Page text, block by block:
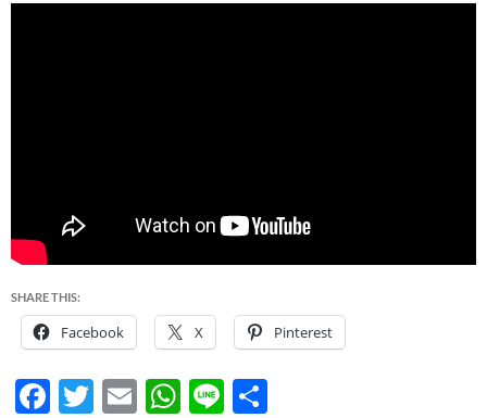
SHARE THIS:
Facebook X Pinterest
F
T
E
W Li